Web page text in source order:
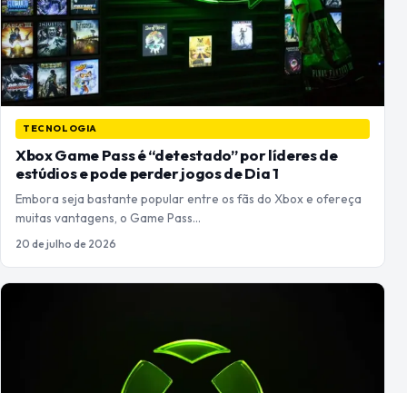
TECNOLOGIA
Xbox Game Pass é “detestado” por líderes de
estúdios e pode perder jogos de Dia 1
Embora seja bastante popular entre os fãs do Xbox e ofereça
muitas vantagens, o Game Pass…
20 de julho de 2026